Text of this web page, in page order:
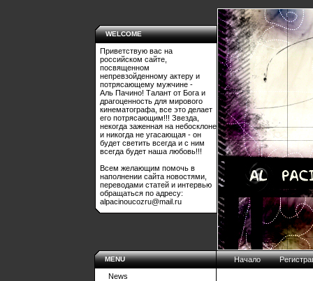
WELCOME
Приветствую вас на
российском сайте,
посвященном
непревзойденному актеру и
потрясающему мужчине -
Аль Пачино! Талант от Бога и
драгоценность для мирового
кинематографа, все это делает
его потрясающим!!! Звезда,
некогда заженная на небосклоне
и никогда не угасающая - он
будет светить всегда и с ним
всегда будет наша любовь!!!
Всем желающим помочь в
наполнении сайта новостями,
переводами статей и интервью
обращаться по адресу:
alpacinoucozru@mail.ru
MENU
News
Начало